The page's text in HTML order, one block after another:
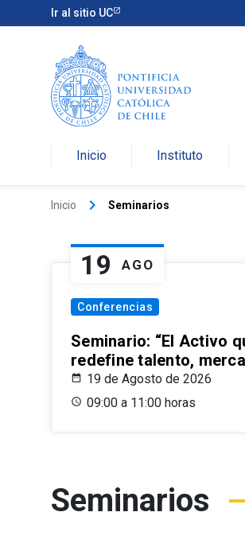
Ir al sitio UC
Inicio Instituto
Inicio keyboard_arrow_right Seminarios
19 AGO
Conferencias
Seminario: “El Activo
redefine talento,
19 de Agosto de 2026
09:00 a 11:00 horas
Seminarios